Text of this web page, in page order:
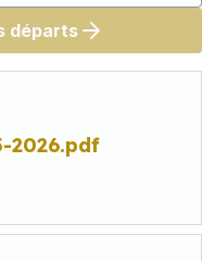
départs
2026.pdf